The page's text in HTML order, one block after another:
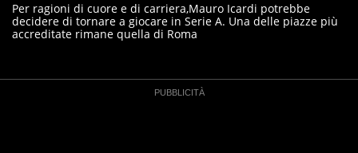
Per ragioni di cuore e di carriera,Mauro Icardi potrebbe
decidere di tornare a giocare in Serie A. Una delle piazze più
accreditate rimane quella di Roma